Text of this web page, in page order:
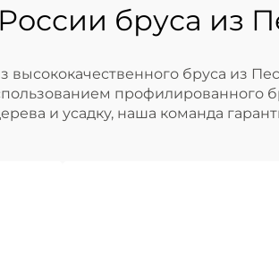
бруса из
высококачественного бруса из
профилированного
и усадку, наша команда